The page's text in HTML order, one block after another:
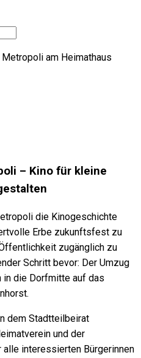
– Kino für kleine
die Kinogeschichte
Erbe zukunftsfest zu
zugänglich zu
Schritt bevor: Der Umzug
in die Dorfmitte auf das
dem Stadtteilbeirat
und der
interessierten Bürgerinnen